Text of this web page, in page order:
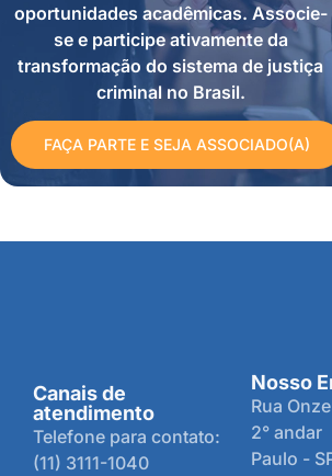
oportunidades acadêmicas. Associe-
se e participe ativamente da
transformação do sistema de justiça
criminal no Brasil.
FAÇA PARTE E SEJA ASSOCIADO(A)
Canais de
atendimento
Telefone para contato:
(11) 3111-1040
Nosso
Rua
2° andar
Paulo -